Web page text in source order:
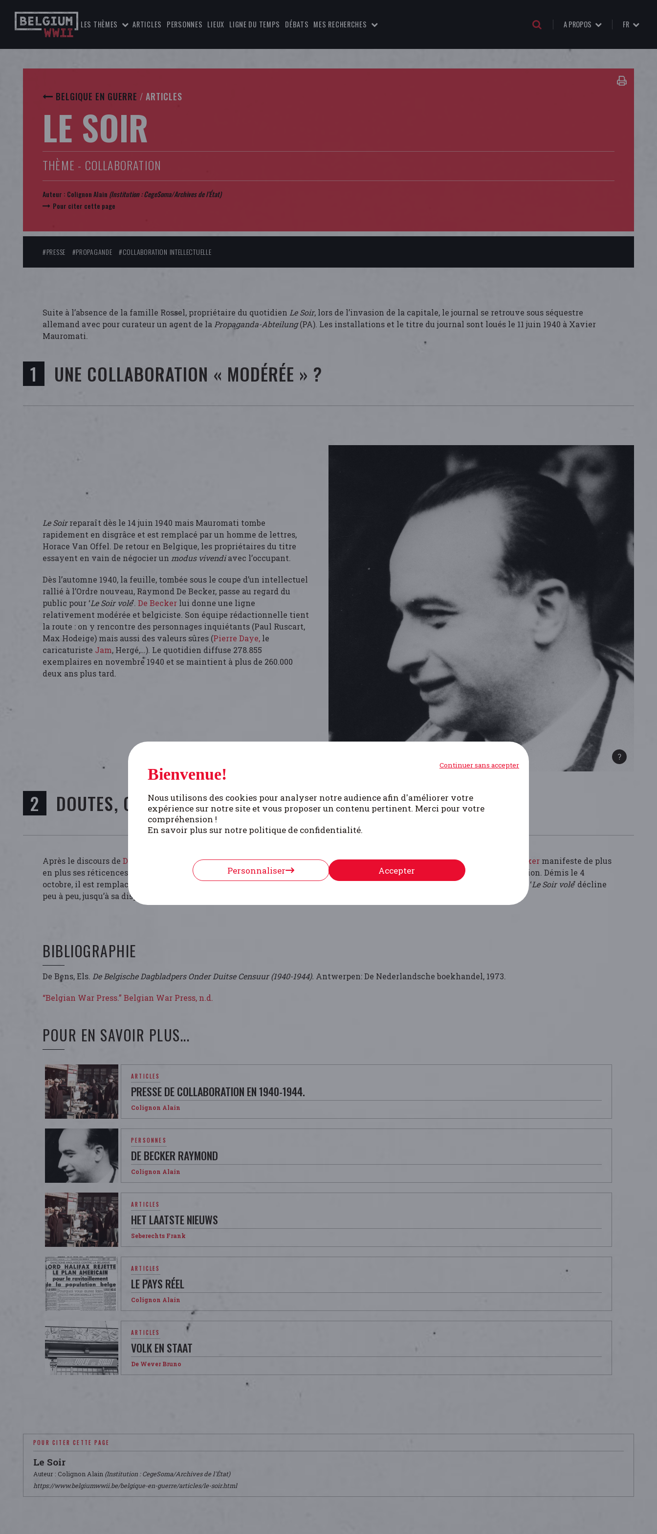
LES THÈMES ARTICLES PERSONNES LIEUX LIGNE DU TEMPS DÉBATS MES RECHERCHES A PROPOS FR
BELGIQUE EN GUERRE / ARTICLES
LE SOIR
THÈME - COLLABORATION
Auteur : Colignon Alain (Institution : CegeSoma/Archives de l'État)
Pour citer cette page
#PRESSE #PROPAGANDE #COLLABORATION INTELLECTUELLE
Suite à l’absence de la famille Rossel, propriétaire du quotidien Le Soir, lors de l’invasion de la capitale, le journal se retrouve sous séquestre
allemand avec pour curateur un agent de la Propaganda-Abteilung(PA). Les installations et le titre du journal sont loués le 11 juin 1940 à Xavier
Mauromati.
UNE COLLABORATION « MODÉRÉE » ?
Le Soirreparaît dès le 14 juin 1940 mais Mauromati tombe
rapidement en disgrâce et est remplacé par un homme de lettres,
Horace Van Offel. De retour en Belgique, les propriétaires du titre
essayent en vain de négocier un modus vivendiavec l’occupant.
Dès l’automne 1940, la feuille, tombée sous le coupe d’un intellectuel
rallié à l’Ordre nouveau, Raymond De Becker, passe au regard du
public pour ‘Le Soir volé’. De Becker lui donne une ligne
relativement modérée et belgiciste. Son équipe rédactionnelle tient
la route : on y rencontre des personnages inquiétants (Paul Ruscart,
Max Hodeige) mais aussi des valeurs sûres (Pierre Daye, le
caricaturiste Jam, Hergé,…). Le quotidien diffuse 278.855
exemplaires en novembre 1940 et se maintient à plus de 260.000
deux ans plus tard.
DOUTES, CRISE ET DÉCLIN
Après le discours de Degrelle sur «la germanité des Wallons» (janvier 1943) et les défaites de l’Axe qui se multiplient, De Becker manifeste de plus
en plus ses réticences. Le 3 septembre 1943, il en vient à reconnaître devant son comité rédactionnel l’échec de la collaboration. Démis le 4
octobre, il est remplacé comme rédacteur en chef par Max Hodeige -un agent SS- et est expédié en résidence forcée. Dès lors, ‘Le Soir volé’ décline
peu à peu, jusqu’à sa disparition en septembre 1944.
BIBLIOGRAPHIE
De Bens, Els. De Belgische Dagbladpers Onder Duitse Censuur (1940-1944). Antwerpen: De Nederlandsche boekhandel, 1973.
“Belgian War Press.” Belgian War Press, n.d.
POUR EN SAVOIR PLUS...
ARTICLES
PRESSE DE COLLABORATION EN 1940-1944.
Colignon Alain
PERSONNES
DE BECKER RAYMOND
Colignon Alain
ARTICLES
HET LAATSTE NIEUWS
Seberechts Frank
ARTICLES
LE PAYS RÉEL
Colignon Alain
ARTICLES
VOLK EN STAAT
De Wever Bruno
POUR CITER CETTE PAGE
Le Soir
Auteur : Colignon Alain (Institution : CegeSoma/Archives de l'État)
https://www.belgiumwwii.be/belgique-en-guerre/articles/le-soir.html
Bienvenue!
Nous utilisons des cookies pour analyser notre audience afin d'améliorer votre
expérience sur notre site et vous proposer un contenu pertinent. Merci pour votre
compréhension !
En savoir plus sur notre politique de confidentialité.
Personnaliser Accepter
Continuer sans accepter